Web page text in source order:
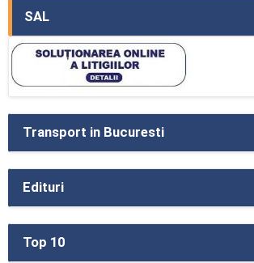
SAL
Transport in Bucuresti
Edituri
Top 10